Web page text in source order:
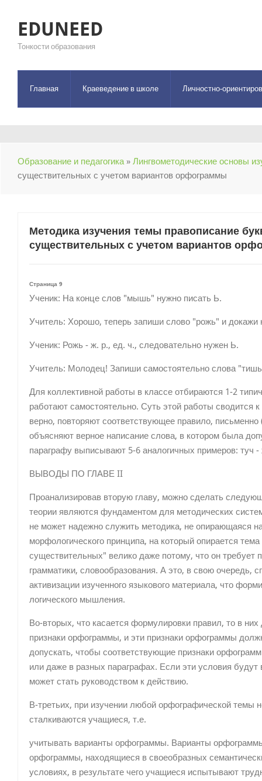
EDUNEED
Тонкости образования
Главная Краеведение в школе Личностно-
Образование и педагогика» Лингвометодические основы
существительных с учетом вариантов орфограммы
Методика изучения темы правописание
существительных с учетом вариантов
Страница 9
Ученик: На конце слов "мышь" нужно писать Ь.
Учитель: Хорошо, теперь запиши слово "рожь" и докажи
Ученик: Рожь - ж. р., ед. ч., следовательно нужен Ь.
Учитель: Молодец! Запиши самостоятельно слова
Для коллективной работы в классе отбираются 1-2
работают самостоятельно. Суть этой работы
верно, повторяют соответствующее правило,
объясняют верное написание слова, в котором была
параграфу выписывают 5-6 аналогичных примеров: туч
ВЫВОДЫ ПО ГЛАВЕ II
Проанализировав вторую главу, можно сделать
теории являются фундаментом для методических
не может надежно служить методика, не опирающаяся
морфологического принципа, на который опирается
существительных" велико даже потому, что он требует
грамматики, словообразования. А это, в свою очередь,
активизации изученного языкового материала, что
логического мышления.
Во-вторых, что касается формулировки правил, то в
признаки орфограммы, и эти признаки орфограммы
допускать, чтобы соответствующие признаки
или даже в разных параграфах. Если эти условия
может стать руководством к действию.
В-третьих, при изучении любой орфографической темы
сталкиваются учащиеся, т.е.
учитывать варианты орфограммы. Варианты
орфограммы, находящиеся в своеобразных
условиях, в результате чего учащиеся испытывают